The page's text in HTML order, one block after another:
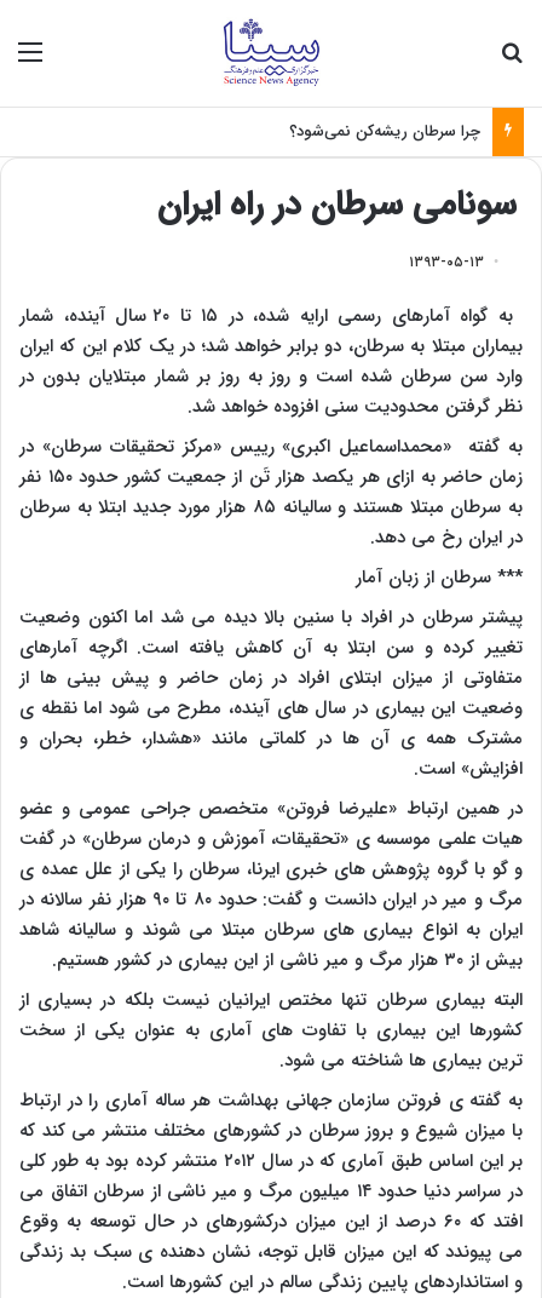
چرا سرطان ریشه‌کن نمی‌شود؟
سونامی سرطان در راه ایران
۱۳۹۳-۰۵-۱۳
به گواه آمارهای رسمی ارایه شده، در ۱۵ تا ۲۰ سال آینده، شمار
بیماران مبتلا به سرطان، دو برابر خواهد شد؛ در یک کلام این که ایران
وارد سن سرطان شده است و روز به روز بر شمار مبتلایان بدون در
نظر گرفتن محدودیت سنی افزوده خواهد شد.
به گفته «محمداسماعیل اکبری» رییس «مرکز تحقیقات سرطان» در
زمان حاضر به ازای هر یکصد هزار تَن از جمعیت کشور حدود ۱۵۰ نفر
به سرطان مبتلا هستند و سالیانه ۸۵ هزار مورد جدید ابتلا به سرطان
در ایران رخ می دهد.
*** سرطان از زبان آمار
پیشتر سرطان در افراد با سنین بالا دیده می شد اما اکنون وضعیت
تغییر کرده و سن ابتلا به آن کاهش یافته است. اگرچه آمارهای
متفاوتی از میزان ابتلای افراد در زمان حاضر و پیش بینی ها از
وضعیت این بیماری در سال های آینده، مطرح می شود اما نقطه ی
مشترک همه ی آن ها در کلماتی مانند «هشدار، خطر، بحران و
افزایش» است.
در همین ارتباط «علیرضا فروتن» متخصص جراحی عمومی و عضو
هیات علمی موسسه ی «تحقیقات، آموزش و درمان سرطان» در گفت
و گو با گروه پژوهش های خبری ایرنا، سرطان را یکی از علل عمده ی
مرگ و میر در ایران دانست و گفت: حدود ۸۰ تا ۹۰ هزار نفر سالانه در
ایران به انواع بیماری های سرطان مبتلا می شوند و سالیانه شاهد
بیش از ۳۰ هزار مرگ و میر ناشی از این بیماری در کشور هستیم.
البته بیماری سرطان تنها مختص ایرانیان نیست بلکه در بسیاری از
کشورها این بیماری با تفاوت های آماری به عنوان یکی از سخت
ترین بیماری ها شناخته می شود.
به گفته ی فروتن سازمان جهانی بهداشت هر ساله آماری را در ارتباط
با میزان شیوع و بروز سرطان در کشورهای مختلف منتشر می کند که
بر این اساس طبق آماری که در سال ۲۰۱۲ منتشر کرده بود به طور کلی
در سراسر دنیا حدود ۱۴ میلیون مرگ و میر ناشی از سرطان اتفاق می
افتد که ۶۰ درصد از این میزان درکشورهای در حال توسعه به وقوع
می پیوندد که این میزان قابل توجه، نشان دهنده ی سبک بد زندگی
و استانداردهای پایین زندگی سالم در این کشورها است.